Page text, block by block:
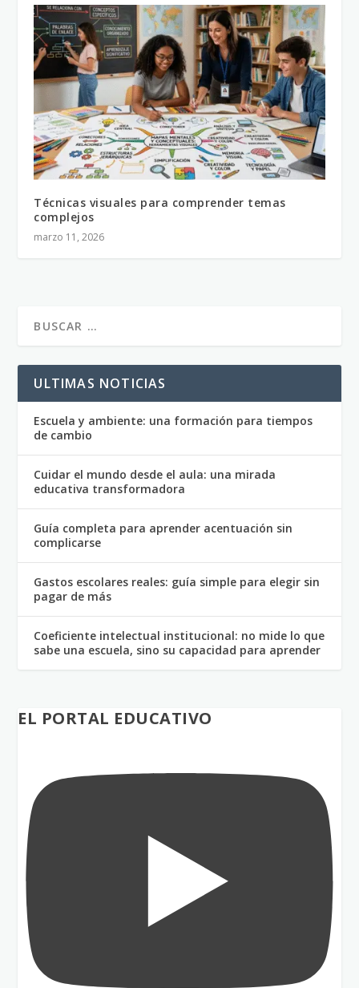
Técnicas visuales para comprender temas
complejos
marzo 11, 2026
ULTIMAS NOTICIAS
Escuela y ambiente: una formación para tiempos
de cambio
Cuidar el mundo desde el aula: una mirada
educativa transformadora
Guía completa para aprender acentuación sin
complicarse
Gastos escolares reales: guía simple para elegir sin
pagar de más
Coeficiente intelectual institucional: no mide lo que
sabe una escuela, sino su capacidad para aprender
EL PORTAL EDUCATIVO